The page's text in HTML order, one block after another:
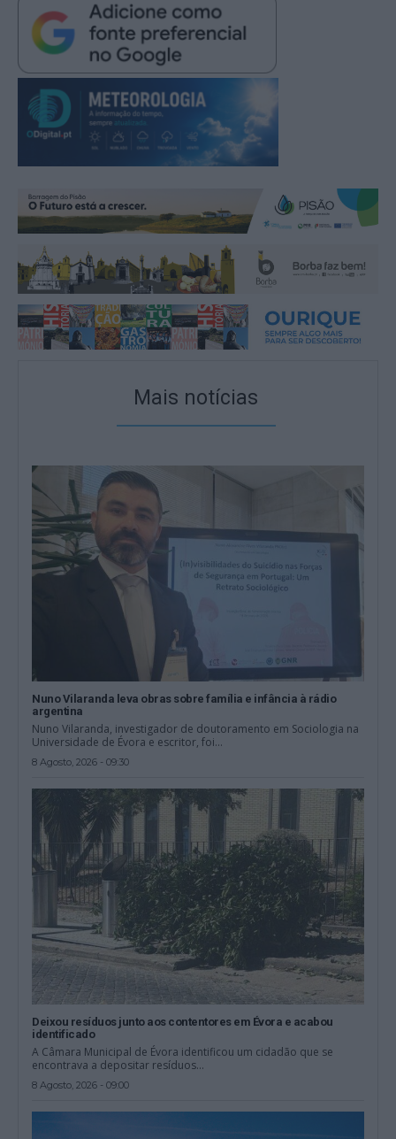
Mais notícias
Nuno Vilaranda leva obras sobre família e infância à rádio
argentina
Nuno Vilaranda, investigador de doutoramento em Sociologia na
Universidade de Évora e escritor, foi...
8 Agosto, 2026 - 09:30
Deixou resíduos junto aos contentores em Évora e acabou
identificado
A Câmara Municipal de Évora identificou um cidadão que se
encontrava a depositar resíduos...
8 Agosto, 2026 - 09:00